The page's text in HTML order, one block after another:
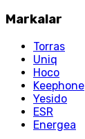
Markalar
Torras
Uniq
Hoco
Keephone
Yesido
ESR
Energea